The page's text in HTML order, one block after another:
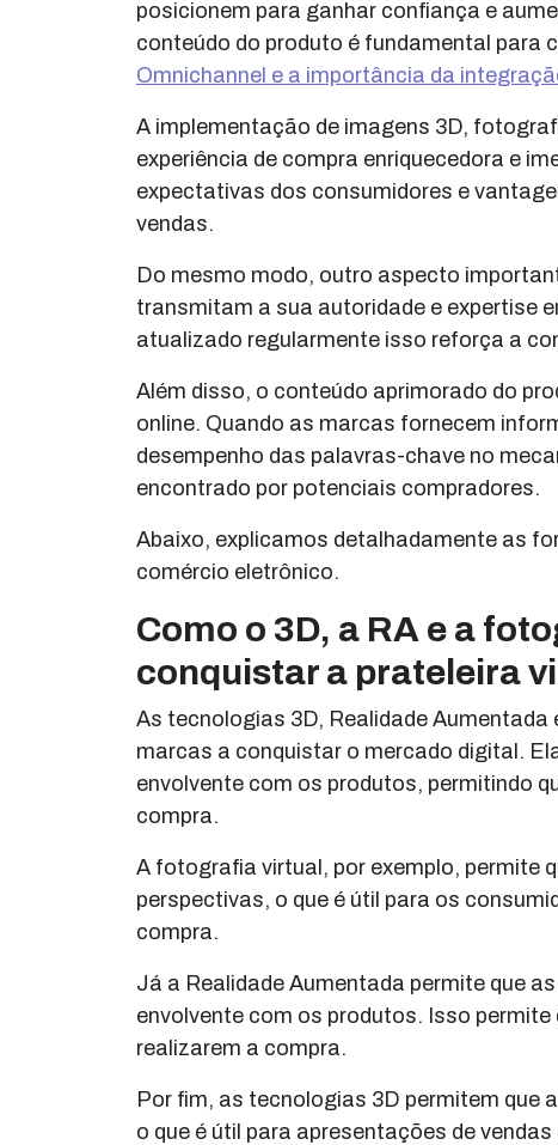
posicionem para ganhar confiança e
conteúdo do produto é fundamental para
Omnichannel e a importância da
A implementação de imagens 3D,
experiência de compra enriquecedora e
expectativas dos consumidores e
vendas.
Do mesmo modo, outro aspecto
transmitam a sua autoridade e expertise
atualizado regularmente isso reforça a
Além disso, o conteúdo aprimorado do
online. Quando as marcas fornecem
desempenho das palavras-chave no
encontrado por potenciais compradores.
Abaixo, explicamos detalhadamente as
comércio eletrônico.
Como o 3D, a RA e a
conquistar a prateleira
As tecnologias 3D, Realidade
marcas a conquistar o mercado digital.
envolvente com os produtos, permitindo
compra.
A fotografia virtual, por exemplo, permite
perspectivas, o que é útil para os
compra.
Já a Realidade Aumentada permite que
envolvente com os produtos. Isso
realizarem a compra.
Por fim, as tecnologias 3D permitem que
o que é útil para apresentações de